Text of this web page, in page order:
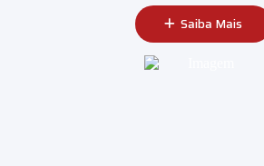
Saiba Mais